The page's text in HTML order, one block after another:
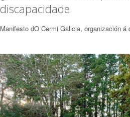
discapacidade
Manifesto dO Cermi Galicia, organización á